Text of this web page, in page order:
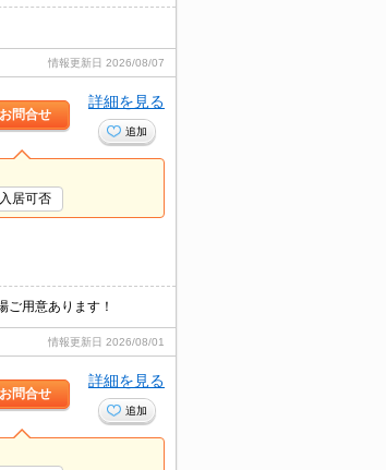
情報更新日 2026/08/07
お問合せ
詳細を見る
追加
入居可否
ご用意あります！
情報更新日 2026/08/01
お問合せ
詳細を見る
追加